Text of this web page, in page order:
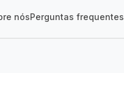
nósPerguntas frequentes